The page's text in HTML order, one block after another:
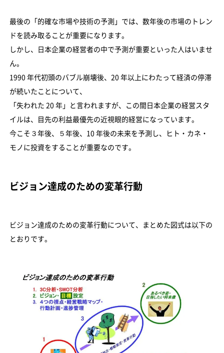
最後の「的確な市場や技術の予測」では、数年後の市場のトレン
ドを読み取ることが重要になります。
しかし、日本企業の経営者の中で予測が重要といった人はいませ
ん。
1990 年代初頭のバブル崩壊後、20 年以上にわたって経済の停滞
が続いたことについて、
「失われた 20 年」と言われますが、この間日本企業の経営スタ
イルは、目先の利益最優先の近視眼的経営になっています。
今こそ３年後、５年後、10 年後の未来を予測し、ヒト・カネ・
モノに投資をすることが重要なのです。
ビジョン達成のための変革行動
ビジョン達成のための変革行動について、まとめた図式は以下の
とおりです。